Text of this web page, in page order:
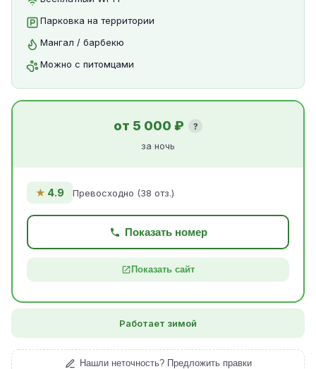
Парковка на территории
Мангал / барбекю
Можно с питомцами
от 5 000 ₽
?
за ночь
★ 4.9 Превосходно (38 отз.)
Показать номер
Показать сайт
Работает зимой
Нашли неточность? Предложить правки